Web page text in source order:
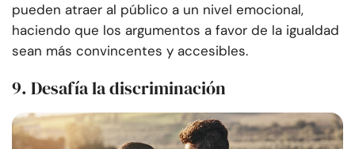
pueden atraer al público a un nivel emocional,
haciendo que los argumentos a favor de la igualdad
sean más convincentes y accesibles.
9. Desafía la discriminación